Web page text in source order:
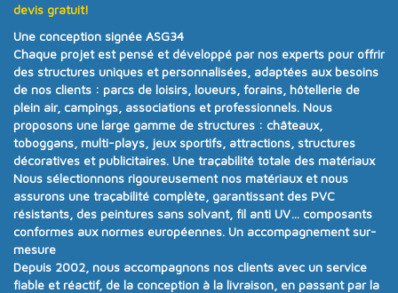
devis gratuit!
Une conception signée ASG34
Chaque projet est pensé et développé par nos experts pour offrir
des structures uniques et personnalisées , adaptées aux besoins
de nos clients : parcs de loisirs, loueurs, forains, hôtellerie de
plein air, campings, associations et professionnels. Nous
proposons une large gamme de structures : châteaux,
toboggans, multi-plays, jeux sportifs, attractions, structures
décoratives et publicitaires. Une traçabilité totale des matériaux
Nous sélectionnons rigoureusement nos matériaux et nous
assurons une traçabilité complète , garantissant des PVC
résistants, des peintures sans solvant, fil anti UV… composants
conformes aux normes européennes. Un accompagnement sur-
mesure
Depuis 2002 , nous accompagnons nos clients avec un service
fiable et réactif, de la conception à la livraison, en passant par la